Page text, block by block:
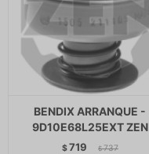
BENDIX ARRANQUE -
9D10E68L25EXT ZEN
$719 $ 737